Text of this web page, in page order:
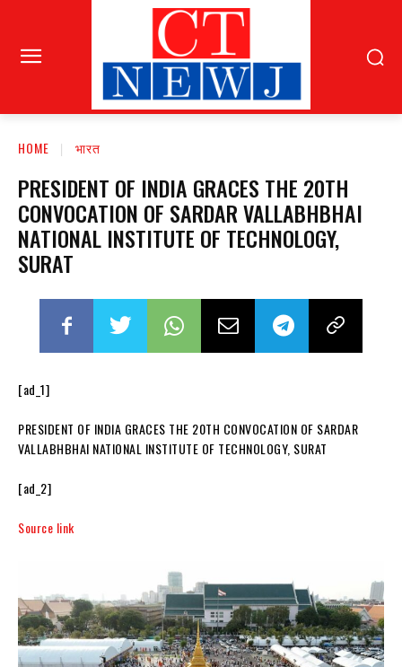
HOME भारत
PRESIDENT OF INDIA GRACES THE 20TH
CONVOCATION OF SARDAR VALLABHBHAI
NATIONAL INSTITUTE OF TECHNOLOGY,
SURAT
[ad_1]
PRESIDENT OF INDIA GRACES THE 20TH CONVOCATION OF SARDAR
VALLABHBHAI NATIONAL INSTITUTE OF TECHNOLOGY, SURAT
[ad_2]
Source link